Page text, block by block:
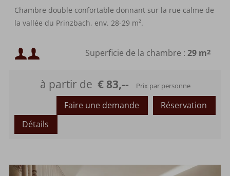
Chambre double confortable donnant sur la rue calme de
la vallée du Prinzbach, env. 28-29 m².
Occupation minimale :
Occupation maximale :
ou
Superficie de la chambre : 29 m2
à partir de € 83,-- Prix par personne
Réservation
Faire une demande
Détails